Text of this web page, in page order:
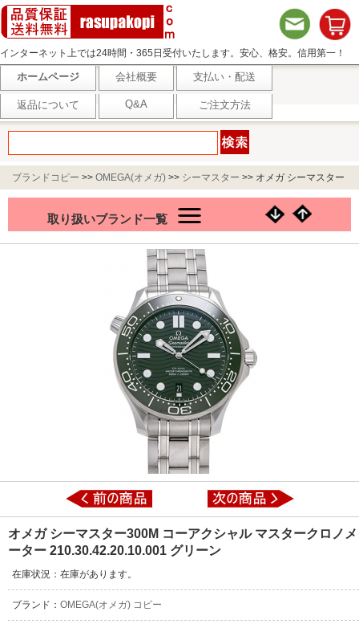
インターネット上では24時間・365日受付いたします。安心、格安。信用第一！
ホームページ 会社概要 支払い・配送
返品について Q&A ご注文方法
ブランドコピー >> OMEGA(オメガ) >> シーマスター >> オメガ シーマスター
300M コーアクシャル マスタークロノメーター 210.30.42.20.10.001 グリーン
取り扱いブランド一覧
オメガ シーマスター300M コーアクシャル マスタークロノメ
ーター 210.30.42.20.10.001 グリーン
在庫状況：在庫があります。
ブランド： OMEGA(オメガ) コピー